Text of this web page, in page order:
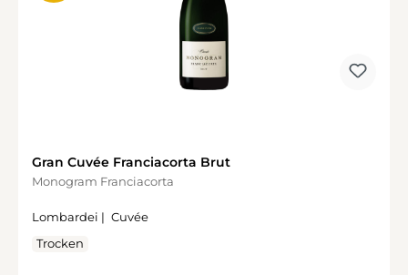
Gran Cuvée Franciacorta Brut
Monogram Franciacorta
Lombardei | Cuvée
Trocken